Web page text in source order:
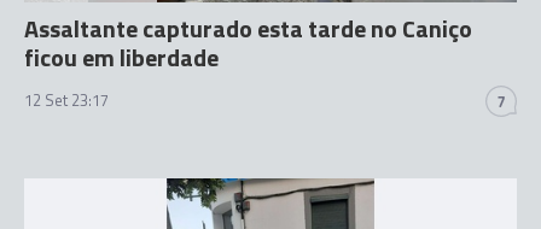
Assaltante capturado esta tarde no Caniço
ficou em liberdade
12 Set 23:17 7